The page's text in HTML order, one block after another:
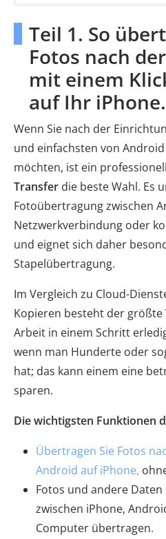
Teil 1. So
Fotos nach
mit einem
auf Ihr iPhone.
Wenn Sie nach der
und einfachsten von
möchten, ist ein
Transfer die beste Wahl. Es
Fotoübertragung zwischen
Netzwerkverbindung oder
und eignet sich daher
Stapelübertragung.
Im Vergleich zu Cloud-
Kopieren besteht der
Arbeit in einem Schritt
wenn man Hunderte oder
hat; das kann einem eine
sparen.
Die wichtigsten Funktionen
Übertragen Sie Fotos
Android auf iPhone,
Fotos und andere
zwischen iPhone,
Computer übertragen.